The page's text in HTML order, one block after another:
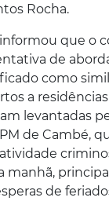
Rocha.
que o
de
como
a
levantadas
de Cambé,
manhã,
de